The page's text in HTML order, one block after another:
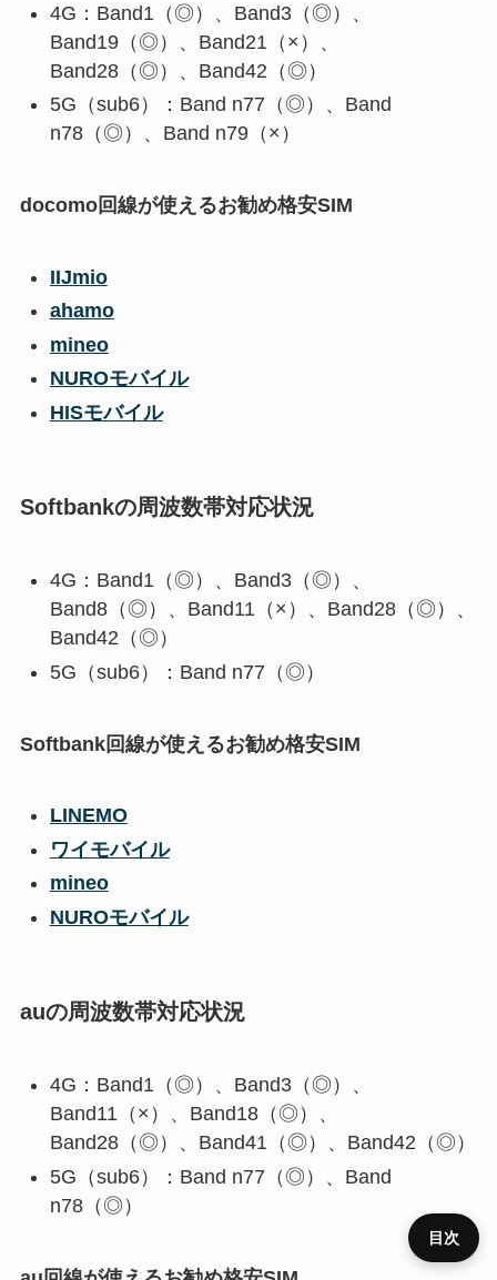
4G：Band1（◎）、Band3（◎）、
Band19（◎）、Band21（×）、
Band28（◎）、Band42（◎）
5G（sub6）：Band n77（◎）、Band
n78（◎）、Band n79（×）
docomo回線が使えるお勧め格安SIM
IIJmio
ahamo
mineo
NUROモバイル
HISモバイル
Softbankの周波数帯対応状況
4G：Band1（◎）、Band3（◎）、
Band8（◎）、Band11（×）、Band28（◎）、
Band42（◎）
5G（sub6）：Band n77（◎）
Softbank回線が使えるお勧め格安SIM
LINEMO
ワイモバイル
mineo
NUROモバイル
auの周波数帯対応状況
4G：Band1（◎）、Band3（◎）、
Band11（×）、Band18（◎）、
Band28（◎）、Band41（◎）、Band42（◎）
5G（sub6）：Band n77（◎）、Band
n78（◎）
目次